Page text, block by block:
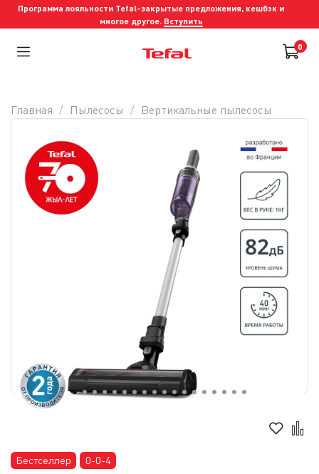
Программа лояльности Tefal-закрытые предложения, кешбэк и
многое другое. Вступить
0
Бестселлер 0-0-4
Главная Пылесосы Вертикальные пылесосы